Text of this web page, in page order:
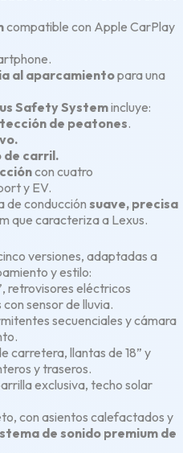
compatible con Apple CarPlay
.
al aparcamientopara una
Safety Systemincluye:
de peatones.
de carril.
con cuatro
y EV.
de conducción suave, precisa
que caracteriza a Lexus.
versiones, adaptadas a
y estilo:
retrovisores eléctricos
sensor de lluvia.
secuenciales y cámara
carretera, llantas de 18” y
y traseros.
exclusiva, techo solar
con asientos calefactados y
de sonido premium de